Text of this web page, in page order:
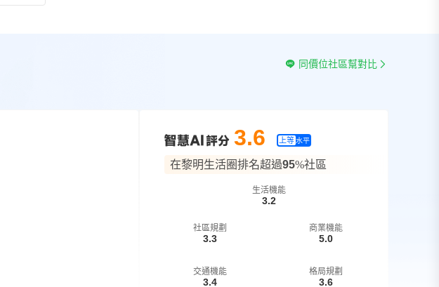
同價位社區幫對比
3.6 上等水平
在黎明生活圈排名超過95%社區
生活機能
3.2
商業機能
5.0
格局規劃
3.6
交通機能
3.4
社區規劃
3.3